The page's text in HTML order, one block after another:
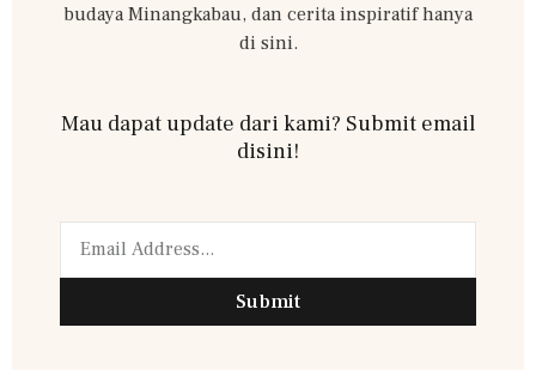
budaya Minangkabau, dan cerita inspiratif hanya
di sini.
Mau dapat update dari kami? Submit email
disini!
Submit